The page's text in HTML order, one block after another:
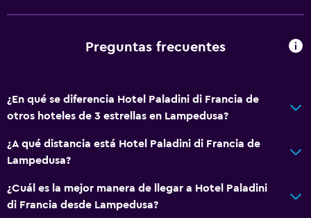
Sofá
Piso de mosaico/mármol
Actividades
Senderismo
Acceso a la playa
Submarinismo
Buceo
Preguntas frecuentes
¿En qué se diferencia Hotel Paladini di Francia de
otros hoteles de 3 estrellas en Lampedusa?
¿A qué distancia está Hotel Paladini di Francia de
Lampedusa?
¿Cuál es la mejor manera de llegar a Hotel Paladini
di Francia desde Lampedusa?